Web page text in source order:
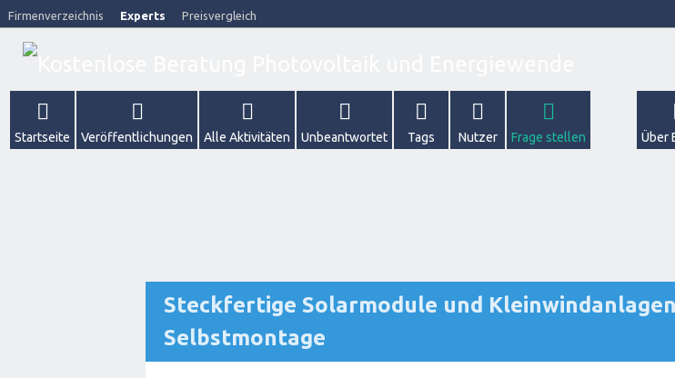
Firmenverzeichnis Experts Preisvergleich
Startseite Veröffentlichungen Alle Aktivitäten Unbeantwortet Tags Nutzer Frage stellen Über
Steckfertige Solarmodule und
Selbstmontage